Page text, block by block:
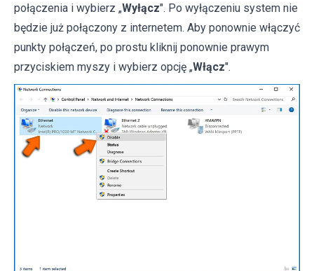
połączenia i wybierz „Wyłącz". Po wyłączeniu system nie
będzie już połączony z internetem. Aby ponownie włączyć
punkty połączeń, po prostu kliknij ponownie prawym
przyciskiem myszy i wybierz opcję „Włącz".